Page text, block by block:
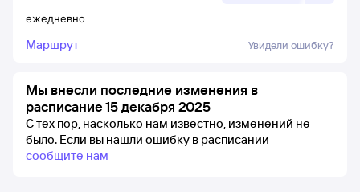
ежедневно
Маршрут Увидели ошибку?
Мы внесли последние изменения в
расписание 15 декабря 2025
С тех пор, насколько нам известно, изменений не
было. Если вы нашли ошибку в расписании -
сообщите нам